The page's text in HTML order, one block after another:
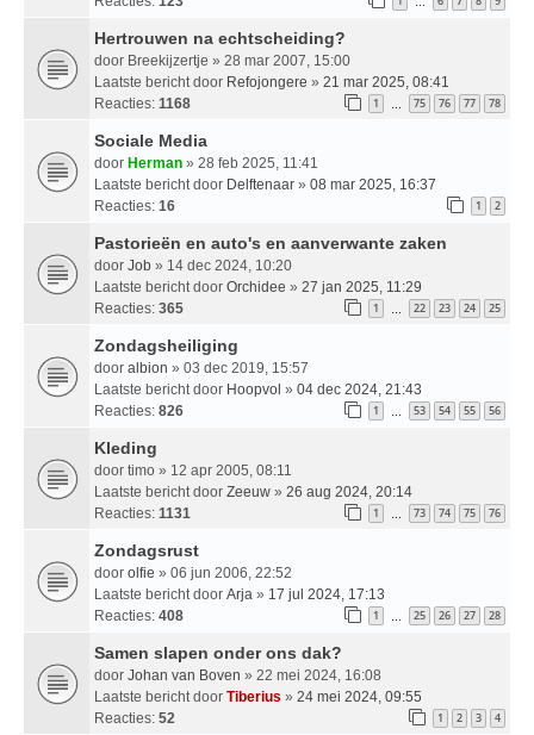
…
Hertrouwen na echtscheiding?
door Breekijzertje » 28 mar 2007, 15:00
Laatste bericht door Refojongere » 21 mar 2025, 08:41
Reacties: 1168 1 … 75 76 77 78
Sociale Media
door Herman » 28 feb 2025, 11:41
Laatste bericht door Delftenaar » 08 mar 2025, 16:37
Reacties: 16 1 2
Pastorieën en auto's en aanverwante zaken
door Job » 14 dec 2024, 10:20
Laatste bericht door Orchidee » 27 jan 2025, 11:29
Reacties: 365 1 … 22 23 24 25
Zondagsheiliging
door albion » 03 dec 2019, 15:57
Laatste bericht door Hoopvol » 04 dec 2024, 21:43
Reacties: 826 1 … 53 54 55 56
Kleding
door timo » 12 apr 2005, 08:11
Laatste bericht door Zeeuw » 26 aug 2024, 20:14
Reacties: 1131 1 … 73 74 75 76
Zondagsrust
door olfie » 06 jun 2006, 22:52
Laatste bericht door Arja » 17 jul 2024, 17:13
Reacties: 408 1 … 25 26 27 28
Samen slapen onder ons dak?
door Johan van Boven » 22 mei 2024, 16:08
Laatste bericht door Tiberius » 24 mei 2024, 09:55
Reacties: 52 1 2 3 4